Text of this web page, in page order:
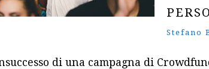
Stefano
di una campagna di